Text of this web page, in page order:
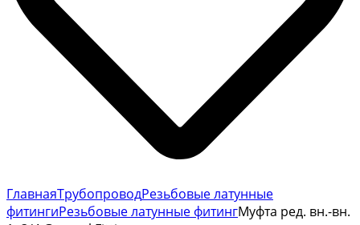
ГлавнаяТрубопроводРезьбовые латунные
фитингиРезьбовые латунные фитингМуфта ред. вн.-вн.